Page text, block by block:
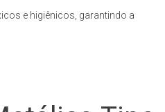
e higiênicos, garantindo a